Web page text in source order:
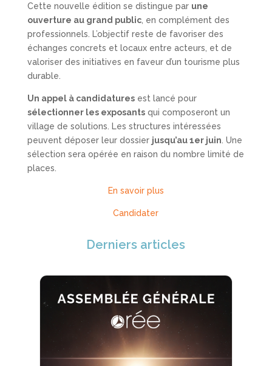
Cette nouvelle édition se distingue par une
ouverture au grand public, en complément des
professionnels. L’objectif reste de favoriser des
échanges concrets et locaux entre acteurs, et de
valoriser des initiatives en faveur d’un tourisme plus
durable.
Un appel à candidaturesest lancé pour
sélectionner les exposantsqui composeront un
village de solutions. Les structures intéressées
peuvent déposer leur dossier jusqu’au 1er juin . Une
sélection sera opérée en raison du nombre limité de
places.
En savoir plus
Candidater
Derniers articles